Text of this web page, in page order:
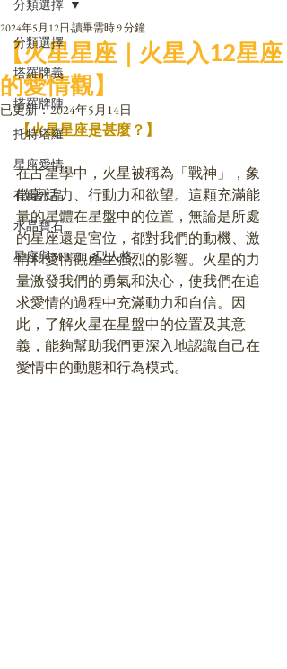
分類選擇
塔羅牌義
塔羅牌陣
托特塔羅
星座愛情
有毒水晶
水晶寶石
星座與MBTI16型人格
分類選擇
【火星星座｜火星入12星座
的愛情觀】
2024年5月12日 讀畢需時 9 分鐘
已更新：2024年5月14日
【火星星座是甚麼？】
在占星學中，火星被稱為「戰神」，象
徵著活力、行動力和欲望。這顆充滿能
量的星體在星盤中的位置，無論是所處
的星座還是宮位，都對我們的動機、激
情和愛情觀產生強烈的影響。火星的力
量激發我們的勇氣和決心，使我們在追
求愛情的過程中充滿動力和自信。因
此，了解火星在星盤中的位置及其意
義，能夠幫助我們更深入地認識自己在
愛情中的動態和行為模式。